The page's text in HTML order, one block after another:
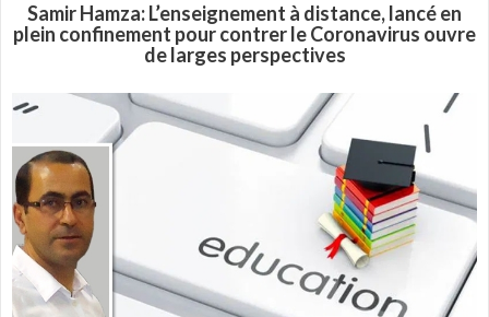
Samir Hamza: L’enseignement à distance, lancé en
plein confinement pour contrer le Coronavirus ouvre
de larges perspectives